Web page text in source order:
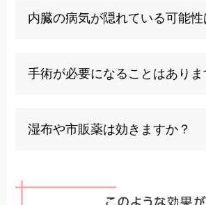
ですが、痛みが強い時や神経症状
内臓の病気が隠れている可能性
ど）が原因のことも。発熱や他の
は早めの受診をおすすめします。
手術が必要になることはありま
場合は手術が必要になることもあ
は保存療法で改善が期待できます
湿布や市販薬は効きますか？
であり原因そのものを解決するも